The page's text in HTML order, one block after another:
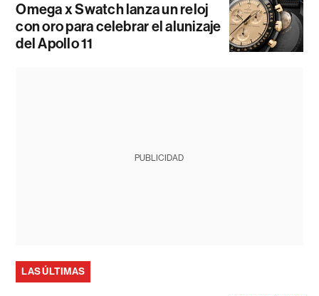
Omega x Swatch lanza un reloj
con oro para celebrar el alunizaje
del Apollo 11
PUBLICIDAD
LAS ÚLTIMAS